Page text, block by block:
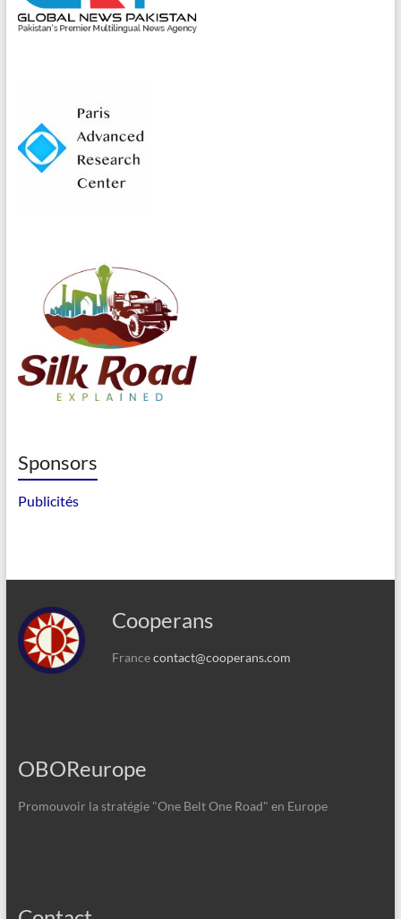
Sponsors
Publicités
Cooperans
Francecontact@cooperans.com
OBOReurope
Promouvoir la stratégie "One Belt One Road" en Europe